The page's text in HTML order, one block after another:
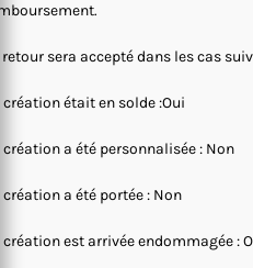
retour sera accepté dans les cas
création était en solde :Oui
création a été personnalisée : Non
création a été portée : Non
création est arrivée endommagée :